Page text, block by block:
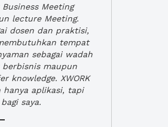
Meeting
lecture Meeting.
dosen dan praktisi,
tempat
sebagai wadah
maupun
knowledge. XWORK
hanya aplikasi, tapi
saya.